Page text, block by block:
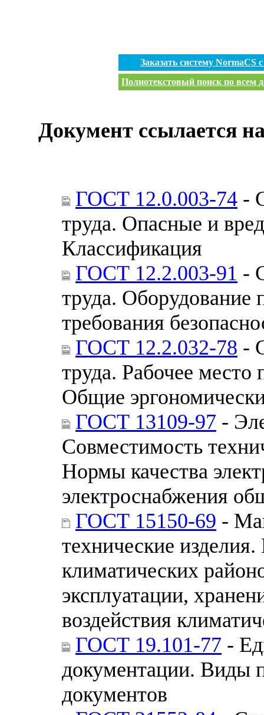
Заказать систему
Полнотекстовый поиск по всем
Документ ссылается
ГОСТ 12.0.003-74 -
труда. Опасные и
Классификация
ГОСТ 12.2.003-91 -
труда. Оборудование
требования
ГОСТ 12.2.032-78 -
труда. Рабочее
Общие
ГОСТ 13109-97 -
Совместимость
Нормы качества
электроснабжения
ГОСТ 15150-69 -
технические
климатических
эксплуатации,
воздействия
ГОСТ 19.101-77 -
документации. Виды
документов